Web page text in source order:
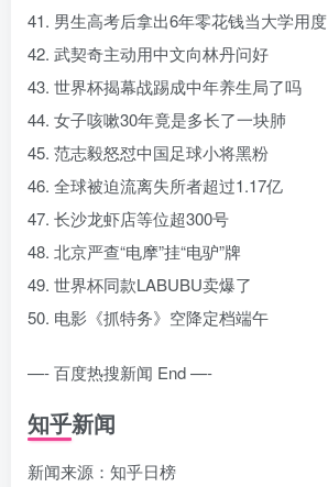
41. 男生高考后拿出6年零花钱当大学用度
42. 武契奇主动用中文向林丹问好
43. 世界杯揭幕战踢成中年养生局了吗
44. 女子咳嗽30年竟是多长了一块肺
45. 范志毅怒怼中国足球小将黑粉
46. 全球被迫流离失所者超过1.17亿
47. 长沙龙虾店等位超300号
48. 北京严查“电摩”挂“电驴”牌
49. 世界杯同款LABUBU卖爆了
50. 电影《抓特务》空降定档端午
—- 百度热搜新闻 End —-
知乎新闻
新闻来源：知乎日榜